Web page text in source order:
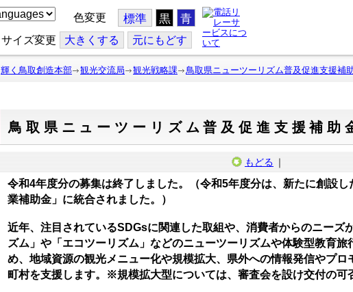
色変更 標準 黒 青
サイズ変更 大きくする 元にもどす
輝く鳥取創造本部 観光交流局 観光戦略課 鳥取県ニューツーリズム普及促進支援補
鳥取県ニューツーリズム普及促進支援補助
もどる ｜
令和4年度分の募集は終了しました。（令和5年度分は、新たに創設
業補助金」に統合されました。）
近年、注目されているSDGsに関連した取組や、消費者からのニーズ
ズム」や「エコツーリズム」などのニューツーリズムや体験型教育
め、地域資源の観光メニュー化や規模拡大、県外への情報発信やプ
町村を支援します。※規模拡大型については、審査会を設け交付の可